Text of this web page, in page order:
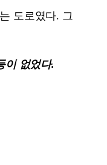
도로였다. 그
이 없었다.